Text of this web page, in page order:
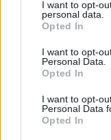
not limited to your
grant or deny
use your data for
consent section.
I want to opt-
personal data.
Opted In
I want to opt-
Personal Data.
Opted In
I want to opt-
Personal Data
Opted In
ΕΛΛΑΔΑ
18/12/2017 - 19:10